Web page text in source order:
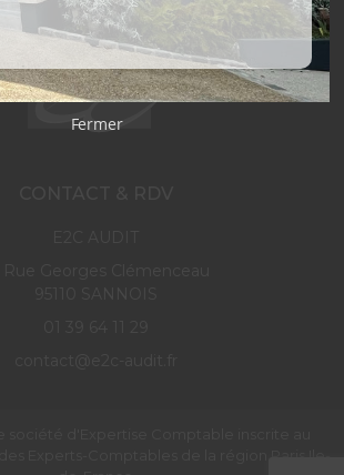
Mentions légales
Politique de confidentialité
Fermer